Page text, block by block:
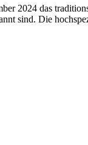
2024 das
sind. Die